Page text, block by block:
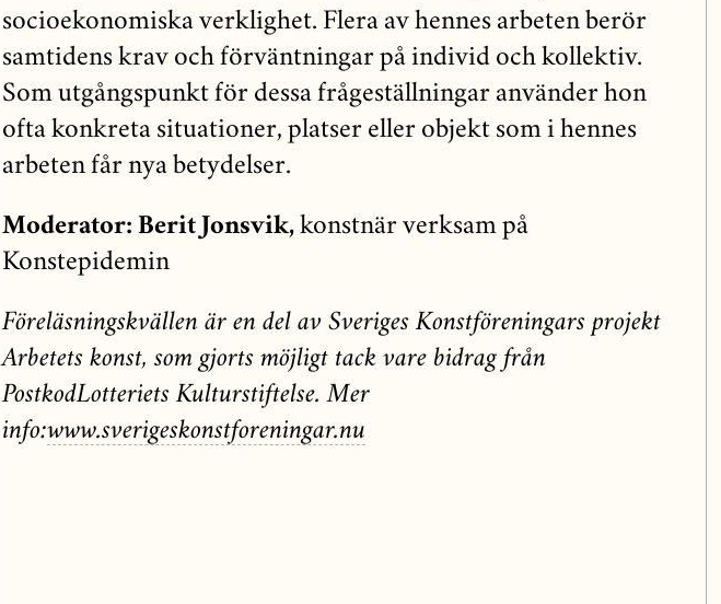
socioekonomiska verklighet. Flera av hennes ar­beten berör
samtidens krav och förväntningar på individ och kollektiv.
Som utgångspunkt för dessa frågeställningar använder hon
ofta konkreta situ­ationer, platser eller objekt som i hennes
arbeten får nya betydelser.
Moderator: Berit Jonsvik,konstnär verksam på
Konstepidemin
Föreläsningskvällen är en del av Sveriges Konstföreningars projekt
Arbetets konst, som gjorts möjligt tack vare bidrag från
PostkodLotteriets Kulturstiftelse. Mer
info:www.sverigeskonstforeningar.nu